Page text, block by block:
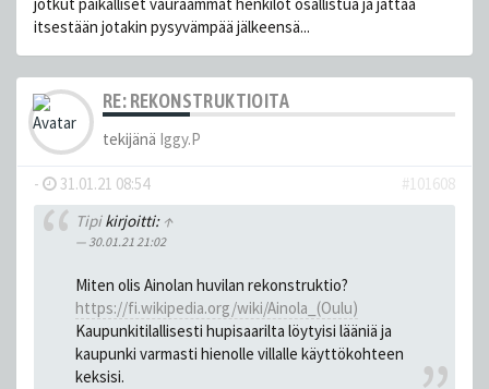
itsestään jotakin pysyvämpää jälkeensä...
RE: REKONSTRUKTIOITA
tekijänä Iggy.P
- 31.01.21 08:54
#101608
Tipikirjoitti: ↑
30.01.21 21:02
Miten olis Ainolan huvilan rekonstruktio?
https://fi.wikipedia.org/wiki/Ainola_(Oulu)
Kaupunkitilallisesti hupisaarilta löytyisi lääniä ja
kaupunki varmasti hienolle villalle käyttökohteen
keksisi.